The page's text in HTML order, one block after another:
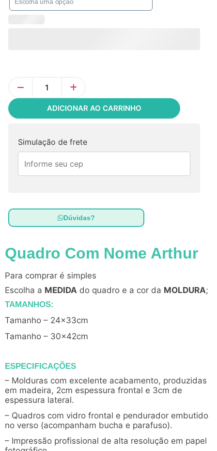
ADICIONAR AO CARRINHO
Simulação de frete
Dúvidas?
Quadro Com Nome Arthur
Para comprar é simples
Escolha a MEDIDA do quadro e a cor da MOLDURA;
TAMANHOS:
Tamanho – 24x33cm
Tamanho – 30x42cm
ESPECIFICAÇÕES
– Molduras com excelente acabamento, produzidas
em madeira, 2cm espessura frontal e 3cm de
espessura lateral.
– Quadros com vidro frontal e pendurador embutido
no verso (acompanham bucha e parafuso).
– Impressão profissional de alta resolução em papel